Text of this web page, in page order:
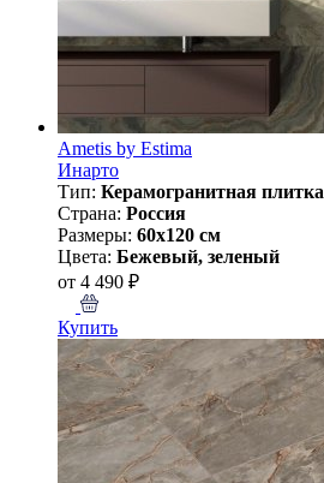
Ametis by Estima
Инарто
Тип: Керамогранитная плитка
Страна: Россия
Размеры: 60x120 см
Цвета: Бежевый, зеленый
от 4 490 ₽
Купить